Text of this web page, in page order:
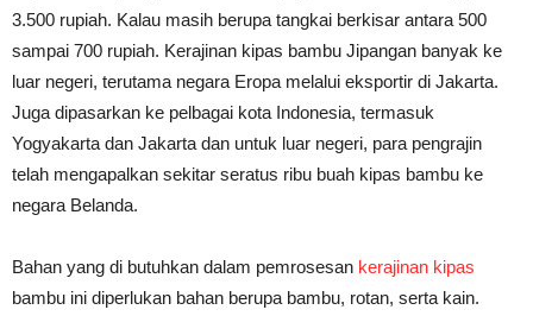
3.500 rupiah. Kalau masih berupa tangkai berkisar antara 500
sampai 700 rupiah. Kerajinan kipas bambu Jipangan banyak ke
luar negeri, terutama negara Eropa melalui eksportir di Jakarta.
Juga dipasarkan ke pelbagai kota Indonesia, termasuk
Yogyakarta dan Jakarta dan untuk luar negeri, para pengrajin
telah mengapalkan sekitar seratus ribu buah kipas bambu ke
negara Belanda.
Bahan yang di butuhkan dalam pemrosesan kerajinan kipas
bambu ini diperlukan bahan berupa bambu, rotan, serta kain.